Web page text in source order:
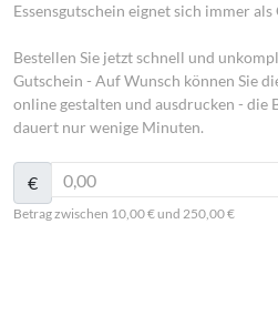
Essensgutschein eignet sich immer als
Bestellen Sie jetzt schnell und
Gutschein - Auf Wunsch können Sie
online gestalten und ausdrucken - die
dauert nur wenige Minuten.
€
Betrag zwischen 10,00 € und 250,00 €